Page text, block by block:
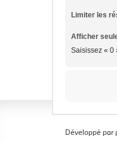
Limiter les
Afficher
Saisissez « 0
Développé par